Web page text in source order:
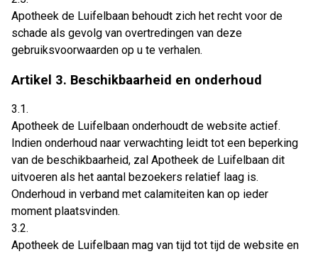
Apotheek de Luifelbaan behoudt zich het recht voor de
schade als gevolg van overtredingen van deze
gebruiksvoorwaarden op u te verhalen.
Artikel 3. Beschikbaarheid en onderhoud
3.1.
Apotheek de Luifelbaan onderhoudt de website actief.
Indien onderhoud naar verwachting leidt tot een beperking
van de beschikbaarheid, zal Apotheek de Luifelbaan dit
uitvoeren als het aantal bezoekers relatief laag is.
Onderhoud in verband met calamiteiten kan op ieder
moment plaatsvinden.
3.2.
Apotheek de Luifelbaan mag van tijd tot tijd de website en